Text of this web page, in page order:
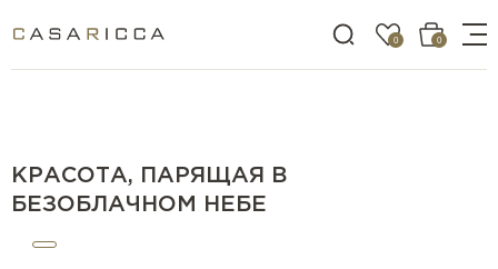
0 0
КРАСОТА, ПАРЯЩАЯ В
БЕЗОБЛАЧНОМ НЕБЕ